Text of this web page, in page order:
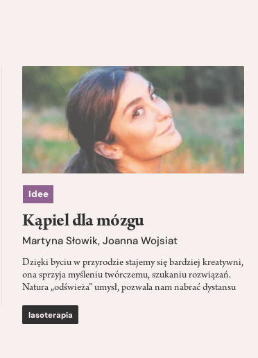
Idee
Kąpiel dla mózgu
Martyna Słowik, Joanna Wojsiat
Dzięki byciu w przyrodzie stajemy się bardziej kreatywni,
ona sprzyja myśleniu twórczemu, szukaniu rozwiązań.
Natura „odświeża” umysł, pozwala nam nabrać dystansu
lasoterapia